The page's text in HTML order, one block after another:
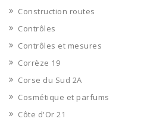
Construction routes
Contrôles
Contrôles et mesures
Corrèze 19
Corse du Sud 2A
Cosmétique et parfums
Côte d'Or 21